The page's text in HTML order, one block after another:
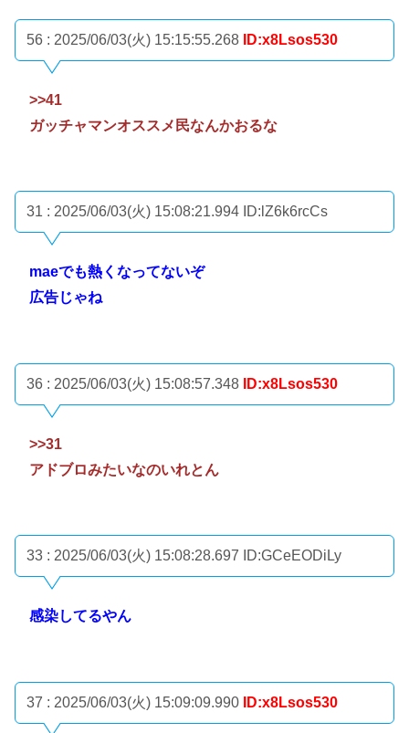
56 : 2025/06/03(火) 15:15:55.268 ID:x8Lsos530
>>41
ガッチャマンオススメ民なんかおるな
31 : 2025/06/03(火) 15:08:21.994 ID:lZ6k6rcCs
maeでも熱くなってないぞ
広告じゃね
36 : 2025/06/03(火) 15:08:57.348 ID:x8Lsos530
>>31
アドブロみたいなのいれとん
33 : 2025/06/03(火) 15:08:28.697 ID:GCeEODiLy
感染してるやん
37 : 2025/06/03(火) 15:09:09.990 ID:x8Lsos530